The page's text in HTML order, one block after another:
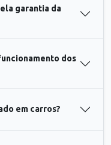
garantia da
dos
em carros?